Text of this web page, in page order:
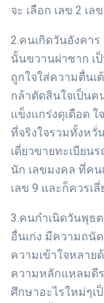
จะ เลือก เลข 2 เ
2.คนเกิดวันอังคา
นั้นขวานผ่าซาก เ
ถูกใจใส่ความตื่นเ
กล้าตัดสินใจเป็น
แข็งแกร่งดุเดือด
ที่จริงใจรวมทั้งหวั่
เดี่ยวขายทะเบีย
นัก เลขมงคล ที่คน
เลข 9 และก็ควรเลี่
3.คนกำเนิดวันพุธ
อื่นเก่ง มีความถนั
ความเข้าใจหลาย
ความหลักแหลมดี
ศึกษาอะไรใหม่ๆเ